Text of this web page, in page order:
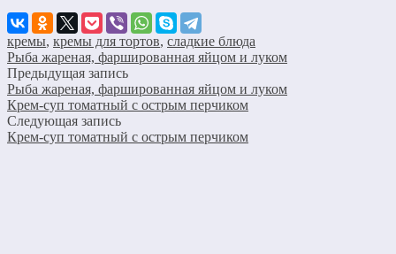
кремы, кремы для тортов, сладкие блюда
Рыба жареная, фаршированная яйцом и луком
Предыдущая запись
Рыба жареная, фаршированная яйцом и луком
Крем-суп томатный с острым перчиком
Следующая запись
Крем-суп томатный с острым перчиком